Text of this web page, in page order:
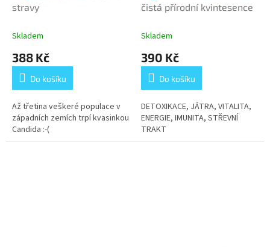
stravy
Skladem
388 Kč
Do košíku
Až třetina veškeré populace v
západních zemích trpí kvasinkou
Candida :-(
čistá přírodní kvintesence
Skladem
390 Kč
Do košíku
DETOXIKACE, JÁTRA, VITALITA,
ENERGIE, IMUNITA, STŘEVNÍ
TRAKT